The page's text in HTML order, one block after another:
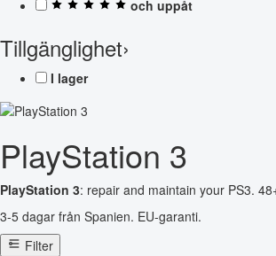
och uppåt
Tillgänglighet›
I lager
PlayStation 3
PlayStation 3: repair and maintain your PS3.
3-5 dagar från Spanien. EU-garanti.
Filter